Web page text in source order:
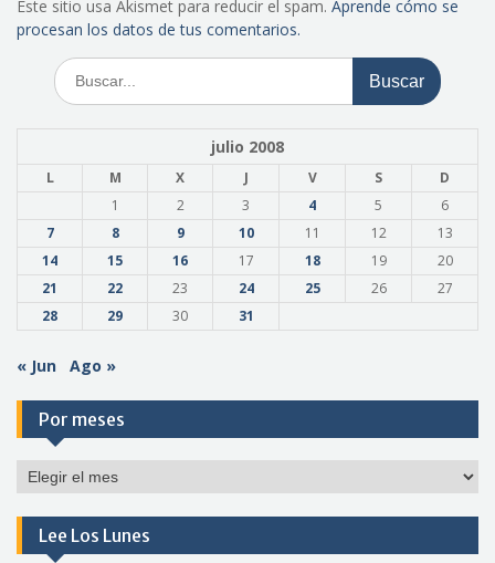
Este sitio usa Akismet para reducir el spam. Aprende cómo se
procesan los datos de tus comentarios.
Buscar:
julio 2008
L M X J V S
D
1
2 3 4 5
6
7
8 9 10 11 12
13
14
15 16 17 18 19
20
21
22 23 24 25 26
27
28
29 30 31
« Jun Ago »
Por meses
Por
Lee Los Lunes